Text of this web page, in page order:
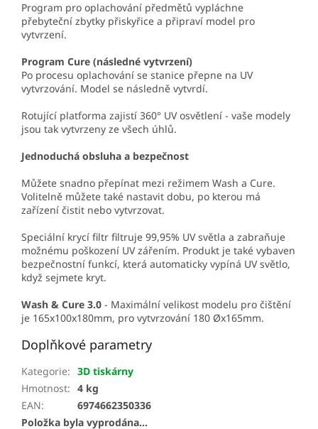
Program pro oplachování předmětů vypláchne
přebyteční zbytky přiskyřice a připraví model pro
vytvrzení.
Program Cure (následné vytvrzení)
Po procesu oplachování se stanice přepne na UV
vytvrzování. Model se následně vytvrdí.
Rotující platforma zajistí 360° UV osvětlení - vaše modely
jsou tak vytvrzeny ze všech úhlů.
Jednoduchá obsluha a bezpečnost
Můžete snadno přepínat mezi režimem Wash a Cure.
Volitelně můžete také nastavit dobu, po kterou má
zařízení čistit nebo vytvrzovat.
Speciální krycí filtr filtruje 99,95% UV světla a zabraňuje
možnému poškození UV zářením. Produkt je také vybaven
bezpečnostní funkcí, která automaticky vypíná UV světlo,
když sejmete kryt.
Wash & Cure 3.0 - Maximální velikost modelu pro čištění
je 165x100x180mm, pro vytvrzování 180 Øx165mm.
Doplňkové parametry
Kategorie: 3D tiskárny
Hmotnost: 4 kg
EAN:
6974662350336
Položka byla vyprodána…